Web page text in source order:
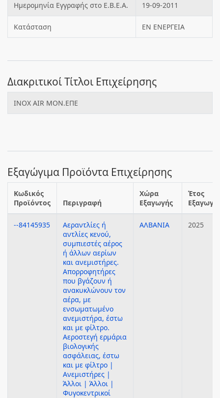
Ημερομηνία Εγγραφής στο Ε.Β.Ε.Α. 19-09-2011
Κατάσταση ΕΝ ΕΝΕΡΓΕΙΑ
Διακριτικοί Τίτλοι Επιχείρησης
INOX AIR ΜΟΝ.ΕΠΕ
Εξαγώγιμα Προϊόντα Επιχείρησης
Κωδικός
Προϊόντος
Περιγραφή
Χώρα
Εξαγωγής
Έτος
--84145935
Αεραντλίες ή
αντλίες κενού,
συμπιεστές αέρος
ή άλλων αερίων
και ανεμιστήρες.
Απορροφητήρες
που βγάζουν ή
ανακυκλώνουν τον
αέρα, με
ενσωματωμένο
ανεμιστήρα, έστω
και με φίλτρο.
Αεροστεγή ερμάρια
βιολογικής
ασφάλειας, έστω
και με φίλτρο |
Ανεμιστήρες |
Άλλοι | Άλλοι |
Φυγοκεντρικοί
ΑΛΒΑΝΙΑ 2025